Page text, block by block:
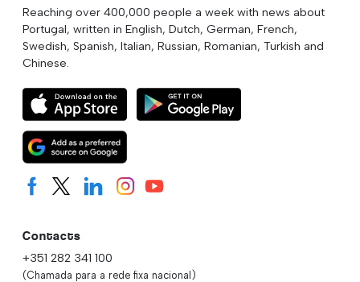
Reaching over 400,000 people a week with news about
Portugal, written in English, Dutch, German, French,
Swedish, Spanish, Italian, Russian, Romanian, Turkish and
Chinese.
Contacts
+351 282 341 100
(Chamada para a rede fixa nacional)